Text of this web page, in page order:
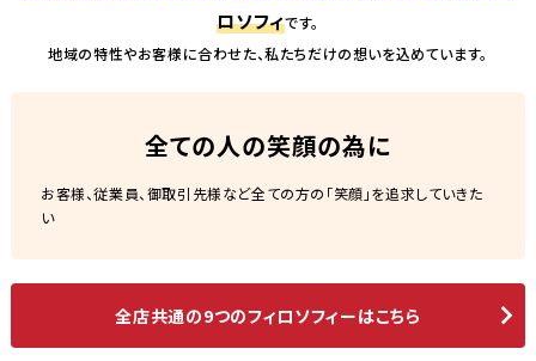
ロソフィです。
地域の特性やお客様に合わせた、私たちだけの想いを込めています。
全ての人の笑顔の為に
お客様、従業員、御取引先様など全ての方の「笑顔」を追求していきた
い
全店共通の9つのフィロソフィーはこちら